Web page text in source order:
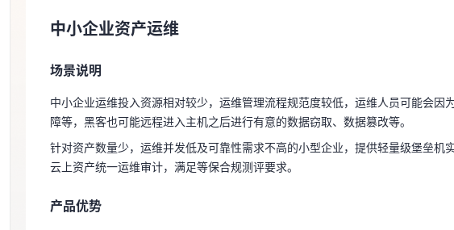
爆款云主机全场特惠，2核4G只要1.8折起！
免费活动
免费试用中心 HOT
多款云产品免费试用，快来开启云上之旅
天翼云用户体验官 NEW
障等，黑客也可能远程进入主机之后进行有意的数据窃取、数据篡改等。
云上资产统一运维审计，满足等保合规测评要求。
产品优势
小规格成本更低：按设备数包年包月，最低支持20资产小规格，成本更低。
中小企业资产运维
场景说明
中小企业运维投入资源相对较少，运维管理流程规范度较低，运维人员可能会因
障等，黑客也可能远程进入主机之后进行有意的数据窃取、数据篡改等。
针对资产数量少，运维并发低及可靠性需求不高的小型企业，提供轻量级堡垒机
云上资产统一运维审计，满足等保合规测评要求。
产品优势